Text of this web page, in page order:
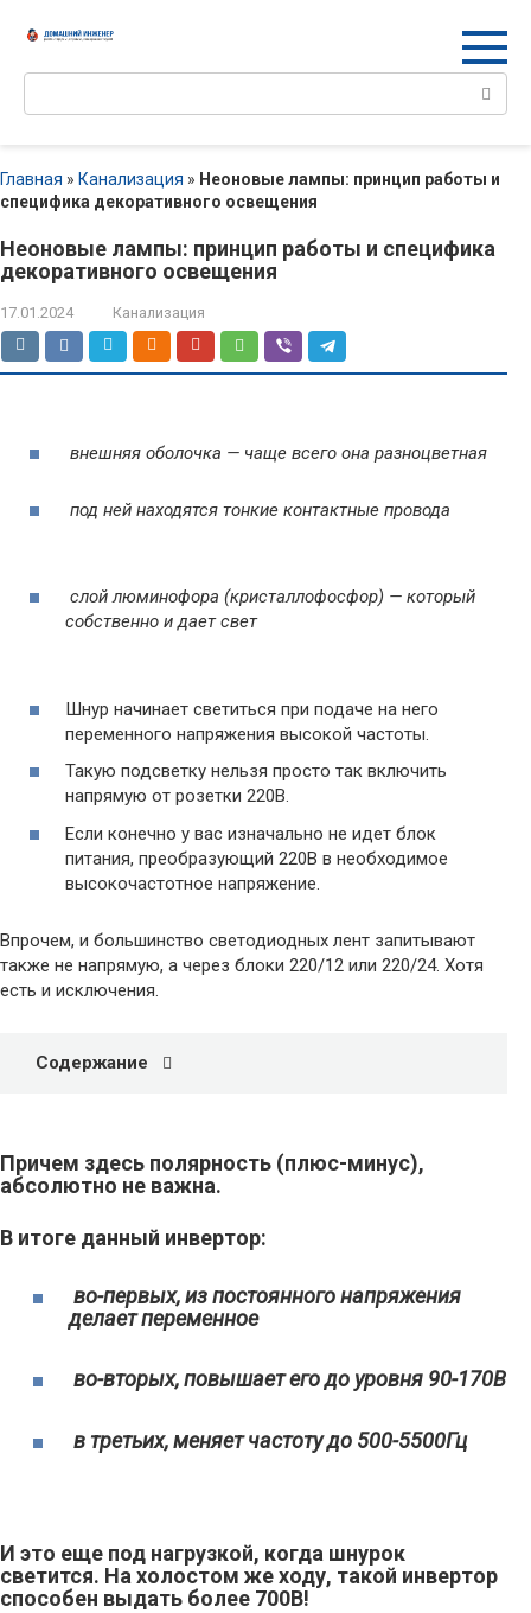
Поиск:
Главная » Канализация » Неоновые лампы: принцип работы и
специфика декоративного освещения
Неоновые лампы: принцип работы и специфика
декоративного освещения
17.01.2024 Канализация
внешняя оболочка — чаще всего она разноцветная
под ней находятся тонкие контактные провода
слой люминофора (кристаллофосфор) — который
собственно и дает свет
Шнур начинает светиться при подаче на него
переменного напряжения высокой частоты.
Такую подсветку нельзя просто так включить
напрямую от розетки 220В.
Если конечно у вас изначально не идет блок
питания, преобразующий 220В в необходимое
высокочастотное напряжение.
Впрочем, и большинство светодиодных лент запитывают
также не напрямую, а через блоки 220/12 или 220/24. Хотя
есть и исключения.
Содержание
Причем здесь полярность (плюс-минус),
абсолютно не важна.
В итоге данный инвертор:
во-первых, из постоянного напряжения
делает переменное
во-вторых, повышает его до уровня 90-170В
в третьих, меняет частоту до 500-5500Гц
И это еще под нагрузкой, когда шнурок
светится. На холостом же ходу, такой инвертор
способен выдать более 700В!